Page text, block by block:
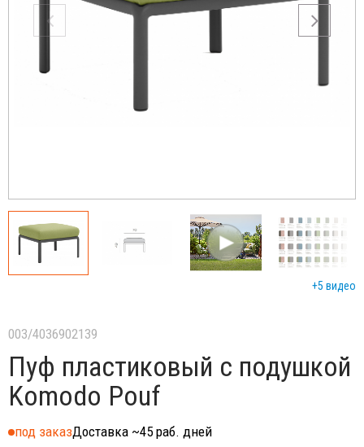
+5 видео
003/4036902139
Пуф пластиковый с подушкой
Komodo Pouf
под заказДоставка ~45 раб. дней